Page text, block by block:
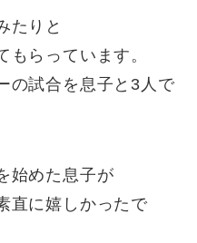
たりと
もらっています。
の試合を息子と3人で
始めた息子が
直に嬉しかったで